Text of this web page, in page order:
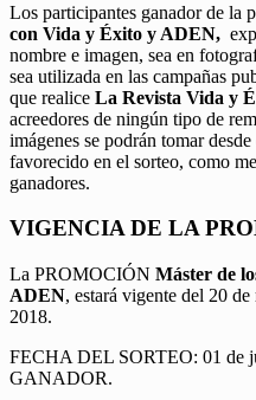
Los participantes ganador de la
con Vida y Éxito y ADEN,
nombre e imagen, sea en
sea utilizada en las campañas
que realice La Revista Vida y
acreedores de ningún tipo de
imágenes se podrán tomar
favorecido en el sorteo, como
ganadores.
VIGENCIA DE LA
La PROMOCIÓN Máster de
ADEN, estará vigente del 20
2018.
FECHA DEL SORTEO: 01
GANADOR.